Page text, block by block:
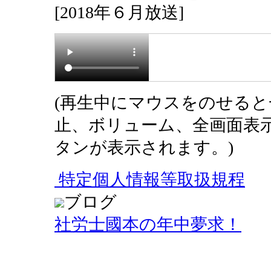
[2018年６月放送]
(再生中にマウスをのせる
止、ボリューム、全画面表
タンが表示されます。)
特定個人情報等取扱規程
ブログ
社労士國本の年中夢求！